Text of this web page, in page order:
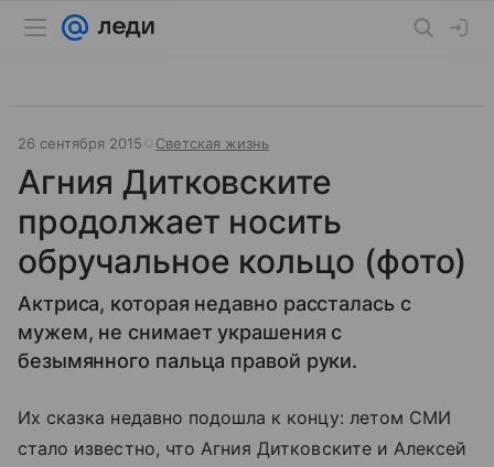
26 сентября 2015 Светская жизнь
Агния Дитковските
продолжает носить
обручальное кольцо (фото)
Актриса, которая недавно рассталась с
мужем, не снимает украшения с
безымянного пальца правой руки.
Их сказка недавно подошла к концу: летом СМИ
стало известно, что Агния Дитковските и Алексей